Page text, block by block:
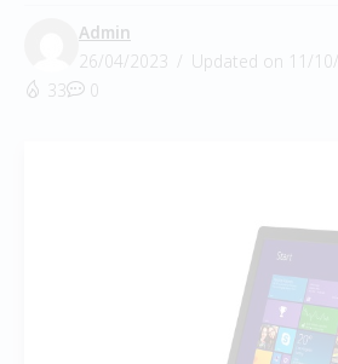
Admin
26/04/2023
Updated on 11/
33
0